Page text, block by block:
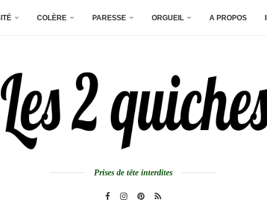
COLÈRE PARESSE ORGUEIL A PROPOS
Prises de tête interdites